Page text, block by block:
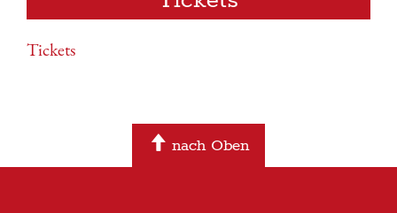
Tickets
nach Oben